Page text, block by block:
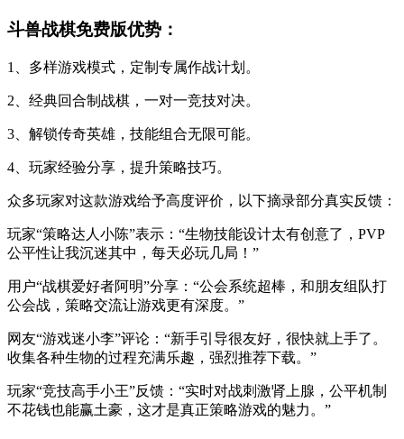
斗兽战棋免费版优势：
1、多样游戏模式，定制专属作战计划。
2、经典回合制战棋，一对一竞技对决。
3、解锁传奇英雄，技能组合无限可能。
4、玩家经验分享，提升策略技巧。
众多玩家对这款游戏给予高度评价，以下摘录部分真实反馈：
玩家“策略达人小陈”表示：“生物技能设计太有创意了，PVP
公平性让我沉迷其中，每天必玩几局！”
用户“战棋爱好者阿明”分享：“公会系统超棒，和朋友组队打
公会战，策略交流让游戏更有深度。”
网友“游戏迷小李”评论：“新手引导很友好，很快就上手了。
收集各种生物的过程充满乐趣，强烈推荐下载。”
玩家“竞技高手小王”反馈：“实时对战刺激肾上腺，公平机制
不花钱也能赢土豪，这才是真正策略游戏的魅力。”